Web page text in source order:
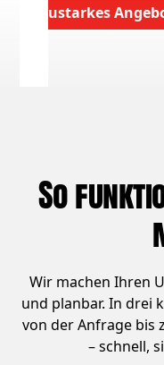
Saustarkes
So
Wir machen Ihren
und planbar. In drei
von der Anfrage
– schnell,